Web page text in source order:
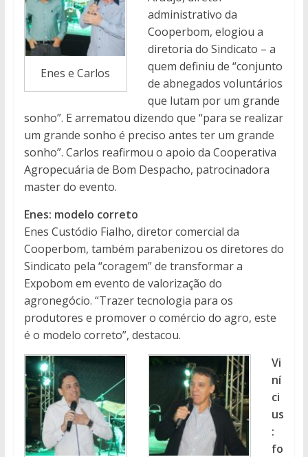
Enes e Carlos
administrativo da
Cooperbom, elogiou a
diretoria do Sindicato – a
quem definiu de “conjunto
de abnegados voluntários
que lutam por um grande
sonho”. E arrematou dizendo que “para se realizar
um grande sonho é preciso antes ter um grande
sonho”. Carlos reafirmou o apoio da Cooperativa
Agropecuária de Bom Despacho, patrocinadora
master do evento.
Enes: modelo correto
Enes Custódio Fialho, diretor comercial da
Cooperbom, também parabenizou os diretores do
Sindicato pela “coragem” de transformar a
Expobom em evento de valorização do
agronegócio. “Trazer tecnologia para os
produtores e promover o comércio do agro, este
é o modelo correto”, destacou.
Vi
ní
ci
us
:
fo